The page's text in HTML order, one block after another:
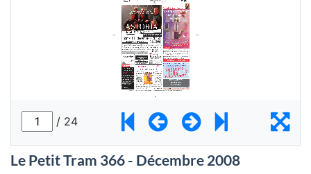
Le Petit Tram 366 - Décembre 2008